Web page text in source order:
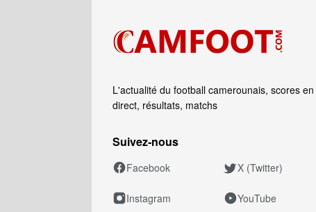
L'actualité du football camerounais, scores en
direct, résultats, matchs
Suivez‑nous
Facebook X (Twitter)
Instagram YouTube